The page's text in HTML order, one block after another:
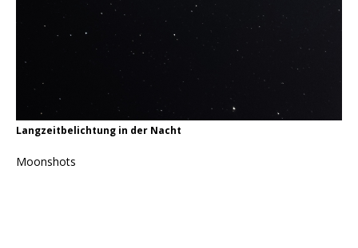
Langzeitbelichtung in der Nacht
Moonshots